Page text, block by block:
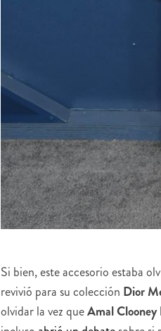
Si bien, este accesorio estaba
revivió para su colección Dior
olvidar la vez queAmal Clooney